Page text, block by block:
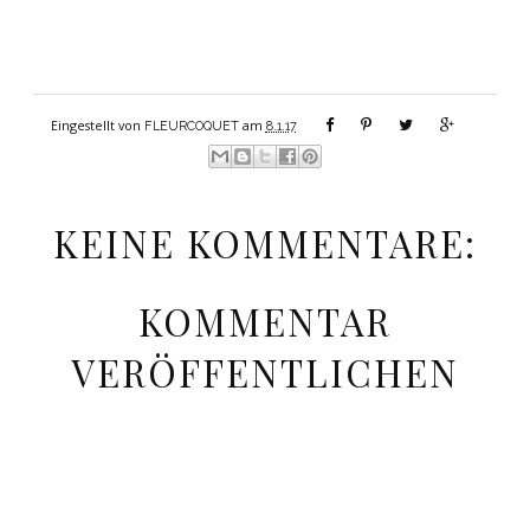
Eingestellt von FLEURCOQUET am 8.1.17
KEINE KOMMENTARE:
KOMMENTAR
VERÖFFENTLICHEN